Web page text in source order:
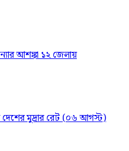
আশঙ্কা ১২ জেলায়
মুদ্রার রেট (০৬ আগস্ট)